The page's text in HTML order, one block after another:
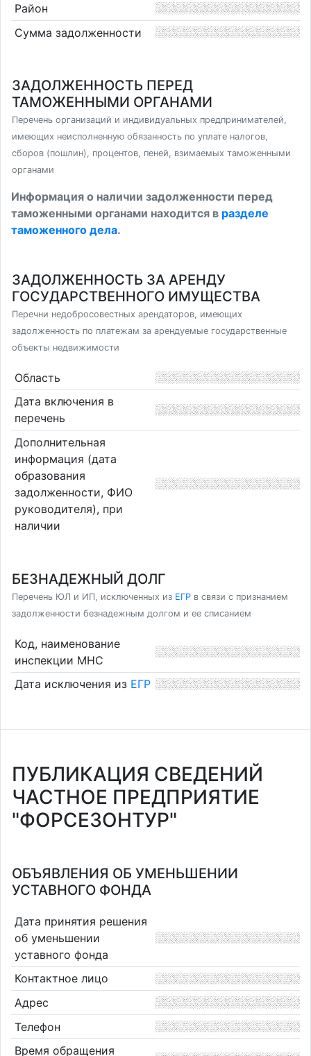
Район
Сумма задолженности
ЗАДОЛЖЕННОСТЬ ПЕРЕД
ТАМОЖЕННЫМИ ОРГАНАМИ
Перечень организаций и индивидуальных предпринимателей,
имеющих неисполненную обязанность по уплате налогов,
сборов (пошлин), процентов, пеней, взимаемых таможенными
органами
Информация о наличии задолженности перед
таможенными органами находится в разделе
таможенного дела.
ЗАДОЛЖЕННОСТЬ ЗА АРЕНДУ
ГОСУДАРСТВЕННОГО ИМУЩЕСТВА
Перечни недобросовестных арендаторов, имеющих
задолженность по платежам за арендуемые государственные
объекты недвижимости
Область
Дата включения в
перечень
Дополнительная
информация (дата
образования
задолженности, ФИО
руководителя), при
наличии
БЕЗНАДЕЖНЫЙ ДОЛГ
Перечень ЮЛ и ИП, исключенных из ЕГР в связи с признанием
задолженности безнадежным долгом и ее списанием
Код, наименование
инспекции МНС
Дата исключения из ЕГР
ПУБЛИКАЦИЯ СВЕДЕНИЙ
ЧАСТНОЕ ПРЕДПРИЯТИЕ
"ФОРСЕЗОНТУР"
ОБЪЯВЛЕНИЯ ОБ УМЕНЬШЕНИИ
УСТАВНОГО ФОНДА
Дата принятия решения
об уменьшении
уставного фонда
Контактное лицо
Адрес
Телефон
Время обращения